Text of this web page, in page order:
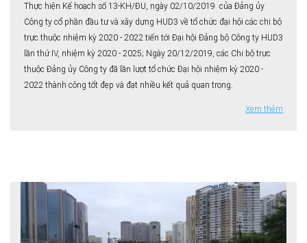
Thực hiện Kế hoạch số 13-KH/ĐU, ngày 02/10/2019 của Đảng ủy
Công ty cổ phần đầu tư và xây dựng HUD3 về tổ chức đại hội các chi bộ
trực thuộc nhiệm kỳ 2020 - 2022 tiến tới Đại hội Đảng bộ Công ty HUD3
lần thứ IV, nhiệm kỳ 2020 - 2025; Ngày 20/12/2019, các Chi bộ trực
thuộc Đảng ủy Công ty đã lần lượt tổ chức Đại hội nhiệm kỳ 2020 -
2022 thành công tốt đẹp và đạt nhiều kết quả quan trọng.
Xem thêm